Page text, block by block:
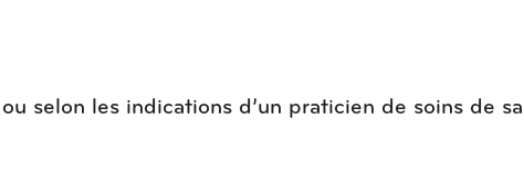
selon les indications d’un praticien de soins de